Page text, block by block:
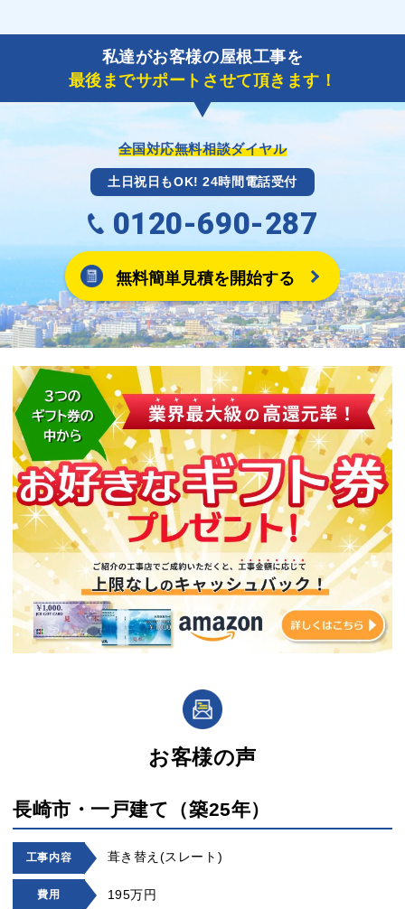
私達がお客様の屋根工事を
最後までサポートさせて頂きます！
全国対応無料相談ダイヤル
土日祝日もOK! 24時間電話受付
0120-690-287
無料簡単見積を開始する
お客様の声
長崎市・一戸建て（築25年）
工事内容 葺き替え(スレート)
費用 195万円